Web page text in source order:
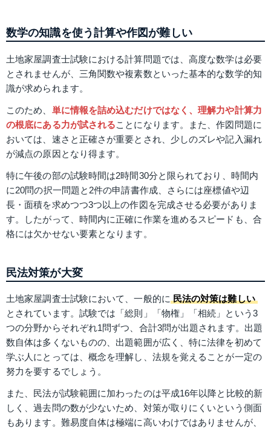
数学の知識を使う計算や作図が難しい
土地家屋調査士試験における計算問題では、高度な数学は必要
とされませんが、三角関数や複素数といった基本的な数学的知
識が求められます。
このため、 単に情報を詰め込むだけではなく、理解力や計算力
の根底にある力が試されることになります。また、作図問題に
おいては、速さと正確さが重要とされ、少しのズレや記入漏れ
が減点の原因となり得ます。
特に午後の部の試験時間は2時間30分と限られており、時間内
に20問の択一問題と2件の申請書作成、さらには座標値や辺
長・面積を求めつつ3つ以上の作図を完成させる必要がありま
す。したがって、時間内に正確に作業を進めるスピードも、合
格には欠かせない要素となります。
民法対策が大変
土地家屋調査士試験において、一般的に 民法の対策は難しい
とされています。試験では「総則」「物権」「相続」という3
つの分野からそれぞれ1問ずつ、合計3問が出題されます。出題
数自体は多くないものの、出題範囲が広く、特に法律を初めて
学ぶ人にとっては、概念を理解し、法規を覚えることが一定の
努力を要するでしょう。
また、民法が試験範囲に加わったのは平成16年以降と比較的新
しく、過去問の数が少ないため、対策が取りにくいという側面
もあります。難易度自体は極端に高いわけではありませんが、